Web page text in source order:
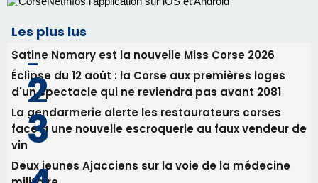
Les plus lus
Satine Nomary est la nouvelle Miss Corse 2026
Éclipse du 12 août : la Corse aux premières loges
d'un spectacle qui ne reviendra pas avant 2081
La gendarmerie alerte les restaurateurs corses
face à une nouvelle escroquerie au faux vendeur de
vin
Deux jeunes Ajacciens sur la voie de la médecine